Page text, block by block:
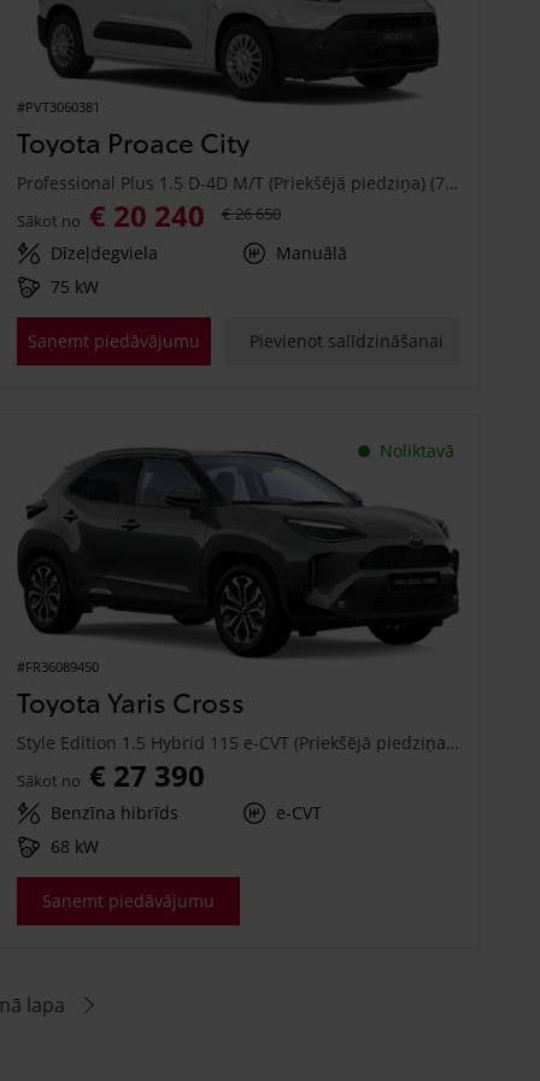
#PVT3060381
Toyota Proace City
Professional Plus 1.5 D-4D M/T (Priekšējā piedziņa) (75 kW)
Sākot no € 20 240 € 26 650
Dīzeļdegviela
Manuālā
75 kW
Saņemt piedāvājumu Pievienot salīdzināšanai
Noliktavā
#FR36089450
Toyota Yaris Cross
Style Edition 1.5 Hybrid 115 e-CVT (Priekšējā piedziņa) (68 kW)
Sākot no € 27 390
Benzīna hibrīds
e-CVT
68 kW
Saņemt piedāvājumu
lapa